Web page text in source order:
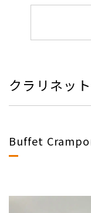
クラリネッ
Buffet